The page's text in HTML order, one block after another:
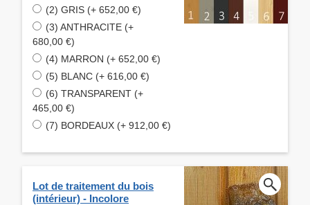
(2) GRIS (+ 652,00 €)
(3) ANTHRACITE (+
680,00 €)
(4) MARRON (+ 652,00 €)
(5) BLANC (+ 616,00 €)
(6) TRANSPARENT (+
465,00 €)
(7) BORDEAUX (+ 912,00 €)
Lot de traitement du bois
(intérieur) - Incolore